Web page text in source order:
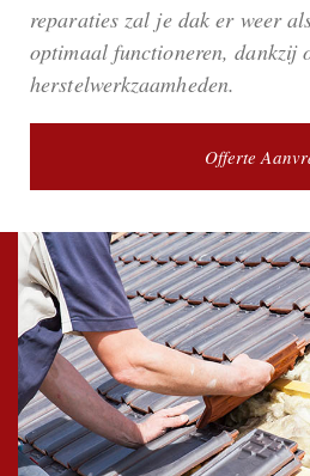
reparaties zal je dak er weer
optimaal functioneren, dankzij
herstelwerkzaamheden.
Offerte